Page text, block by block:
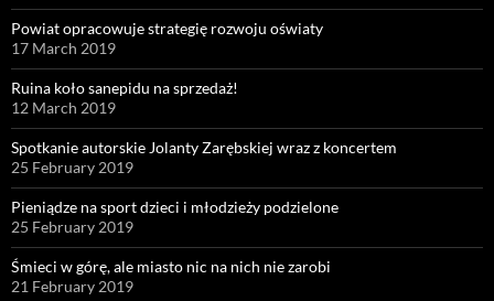
Powiat opracowuje strategię rozwoju oświaty
17 March 2019
Ruina koło sanepidu na sprzedaż!
12 March 2019
Spotkanie autorskie Jolanty Zarębskiej wraz z koncertem
25 February 2019
Pieniądze na sport dzieci i młodzieży podzielone
25 February 2019
Śmieci w górę, ale miasto nic na nich nie zarobi
21 February 2019